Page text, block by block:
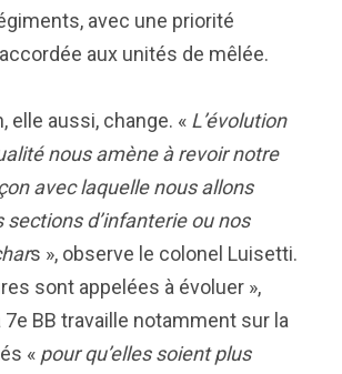
avec une priorité
aux unités de mêlée.
elle aussi, change. « L’évolution
nous amène à revoir notre
avec laquelle nous allons
sections d’infanterie ou nos
s », observe le colonel Luisetti.
sont appelées à évoluer »,
7e BB travaille notamment sur la
« pour qu’elles soient plus